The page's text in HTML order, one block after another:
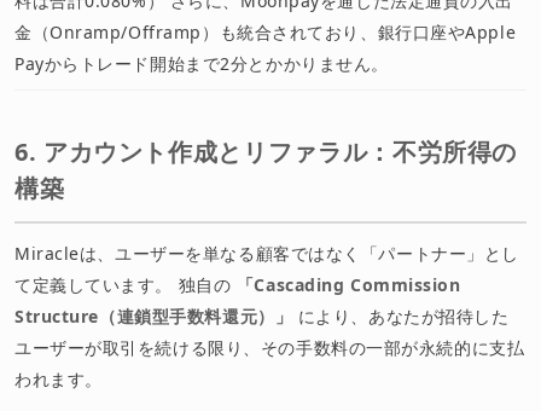
金（Onramp/Offramp）も統合されており、銀行口座やApple
Payからトレード開始まで2分とかかりません。
6. アカウント作成とリファラル：不労所得の
構築
Miracleは、ユーザーを単なる顧客ではなく「パートナー」とし
て定義しています。 独自の
「Cascading Commission
Structure（連鎖型手数料還元）」
により、あなたが招待した
ユーザーが取引を続ける限り、その手数料の一部が永続的に支払
われます。